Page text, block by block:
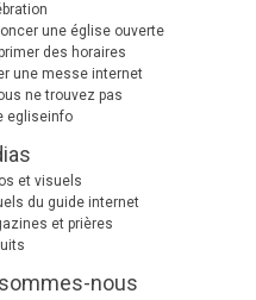
une église ouverte
des horaires
une messe internet
ne trouvez pas
egliseinfo
et visuels
du guide internet
et prières
nous